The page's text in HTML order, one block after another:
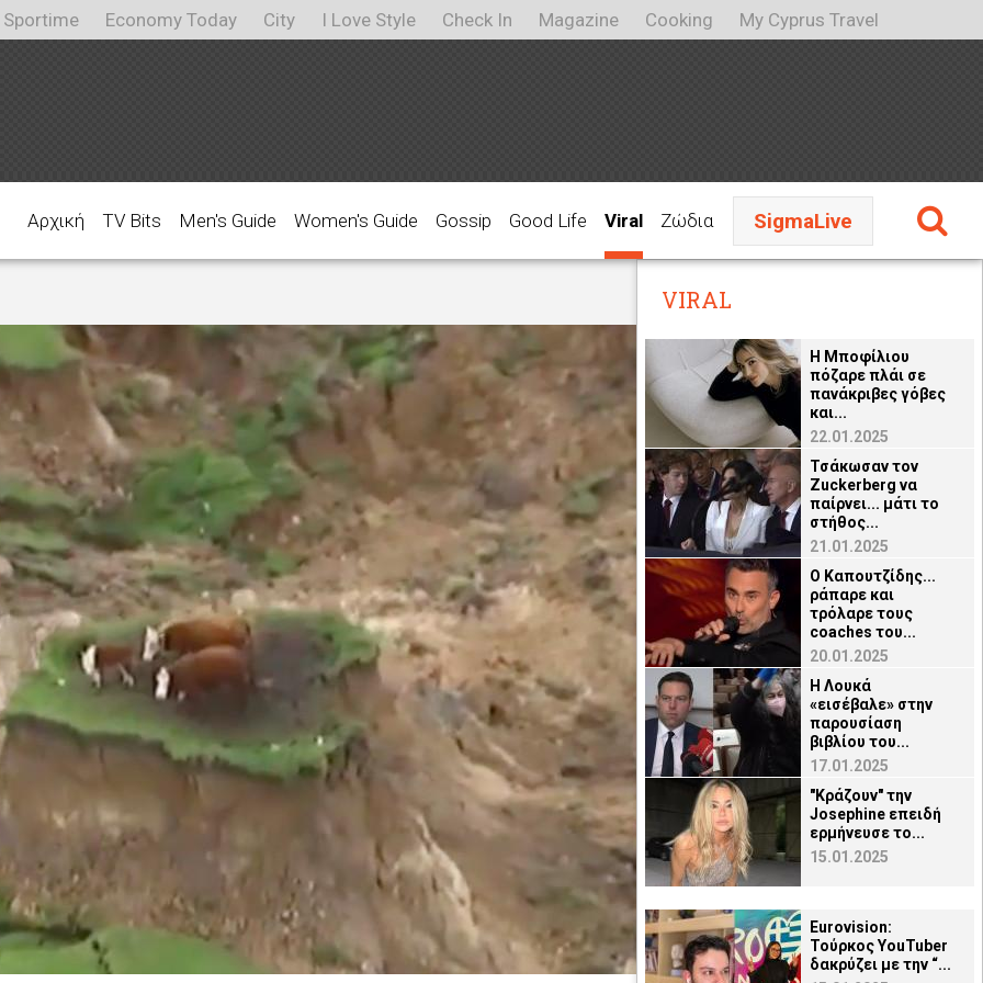
Sportime Economy Today City I Love Style Check In Magazine Cooking My Cyprus Travel
Αρχική TV Bits Men's Guide Women's Guide Gossip Good Life Viral Ζώδια SigmaLive
VIRAL
H Μποφίλιου
πόζαρε πλάι σε
πανάκριβες γόβες
και...
22.01.2025
Τσάκωσαν τον
Zuckerberg να
παίρνει... μάτι το
στήθος...
21.01.2025
Ο Καπουτζίδης...
ράπαρε και
τρόλαρε τους
coaches του...
20.01.2025
H Λουκά
«εισέβαλε» στην
παρουσίαση
βιβλίου του...
17.01.2025
"Κράζουν" την
Josephine επειδή
ερμήνευσε το...
15.01.2025
Eurovision:
Τούρκος YouTuber
δακρύζει με την “...